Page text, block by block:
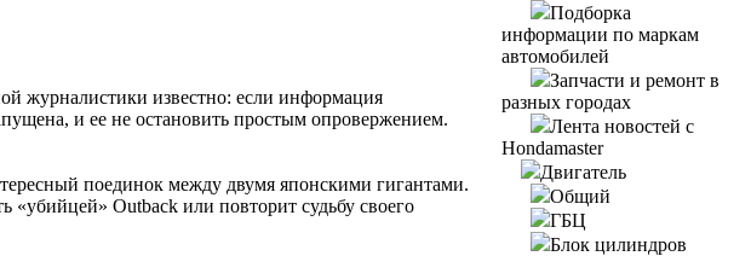
журналистики известно: если информация
и ее не остановить простым опровержением.
поединок между двумя японскими гигантами.
«убийцей» Outback или повторит судьбу своего
Подборка
информации по маркам
автомобилей
Запчасти и ремонт в
разных городах
Лента новостей с
Hondamaster
Двигатель
Общий
ГБЦ
Блок цилиндров